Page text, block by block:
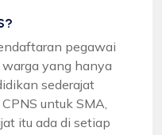
pegawai
warga yang hanya
sederajat
untuk SMA,
itu ada di setiap